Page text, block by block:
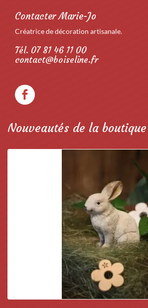
Contacter Marie-Jo
Créatrice de décoration artisanale.
Tél. 07 81 46 11 00
contact@boiseline.fr
Nouveautés de la boutique